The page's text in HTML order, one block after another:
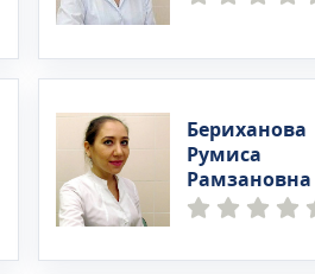
Бериханова
Румиса
Рамзановна